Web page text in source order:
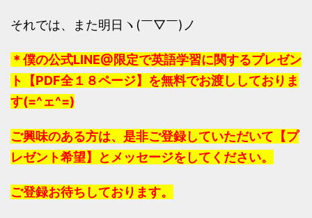
それでは、また明日ヽ(￣▽￣)ノ
＊僕の公式LINE@限定で英語学習に関するプレゼン
ト【PDF全１８ページ】を無料でお渡ししておりま
す(=^ェ^=)
ご興味のある方は、是非ご登録していただいて【プ
レゼント希望】とメッセージをしてください。
ご登録お待ちしております。